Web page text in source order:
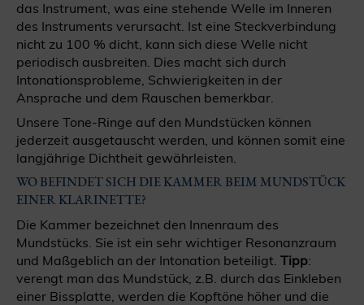
das Instrument, was eine stehende Welle im Inneren
des Instruments verursacht. Ist eine Steckverbindung
nicht zu 100 % dicht, kann sich diese Welle nicht
periodisch ausbreiten. Dies macht sich durch
Intonationsprobleme, Schwierigkeiten in der
Ansprache und dem Rauschen bemerkbar.
Unsere Tone-Ringe auf den Mundstücken können
jederzeit ausgetauscht werden, und können somit eine
langjährige Dichtheit gewährleisten.
WO BEFINDET SICH DIE KAMMER BEIM MUNDSTÜCK
EINER KLARINETTE?
Die Kammer bezeichnet den Innenraum des
Mundstücks. Sie ist ein sehr wichtiger Resonanzraum
und Maßgeblich an der Intonation beteiligt. Tipp:
verengt man das Mundstück, z.B. durch das Einkleben
einer Bissplatte, werden die Kopftöne höher und die